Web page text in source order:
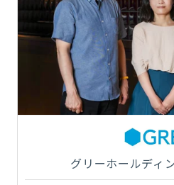
グリーホールディ